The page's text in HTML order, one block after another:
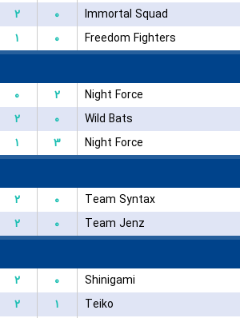
۲ ۰ Immortal Squad
۱ ۰ Freedom Fighters
۰ ۲ Night Force
۲ ۰ Wild Bats
۱ ۳ Night Force
۲ ۰ Team Syntax
۲ ۰ Team Jenz
۲ ۰ Shinigami
۲ ۱ Teiko